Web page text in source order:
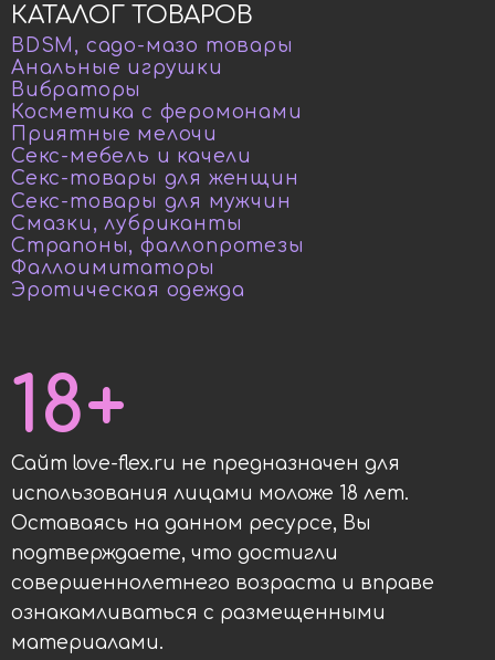
КАТАЛОГ ТОВАРОВ
BDSM, садо-мазо товары
Анальные игрушки
Вибраторы
Косметика с феромонами
Приятные мелочи
Секс-мебель и качели
Секс-товары для женщин
Секс-товары для мужчин
Смазки, лубриканты
Страпоны, фаллопротезы
Фаллоимитаторы
Эротическая одежда
Сайт love-flex.ru не предназначен для
использования лицами моложе 18 лет.
Оставаясь на данном ресурсе, Вы
подтверждаете, что достигли
совершеннолетнего возраста и вправе
ознакамливаться с размещенными
материалами.
18+